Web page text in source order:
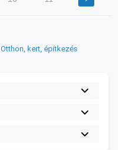
Otthon, kert, építkezés